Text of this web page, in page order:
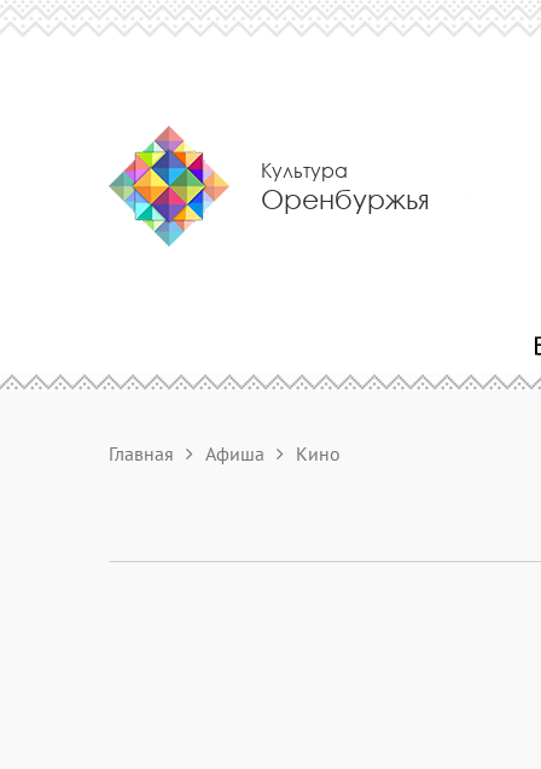
Культура
Оренбуржья
Главная Афиша Кино